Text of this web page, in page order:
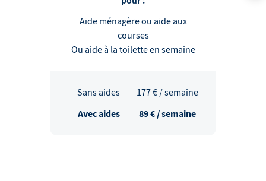
Aide ménagère ou aide aux
courses
Ou aide à la toilette en semaine
Sans aides 177€ / semaine
Avec aides 89€ / semaine